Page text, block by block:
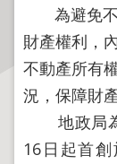
訊
主
區
為避免不
財產權利，
不動產所有
況，保障財
地政局為
16日起首